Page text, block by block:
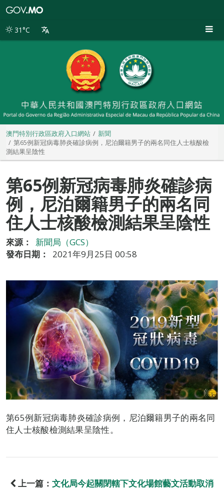
別
31°C
澳門特別行政區政府入口網站
新聞
第65例新冠病毒肺炎確診病例，尼泊爾籍男子的兩名同住人士核酸檢
測結果呈陰性
第65例新冠病毒肺炎確診病
例，尼泊爾籍男子的兩名同
住人士核酸檢測結果呈陰性
來源：
新聞局（GCS）
發布日期：
2021年9月25日 00:58
第65例新冠病毒肺炎確診病例，尼泊爾籍男子的兩名同
住人士核酸檢測結果呈陰性。
上一篇： 文化局今起關閉轄下文化場館藝文活動取消